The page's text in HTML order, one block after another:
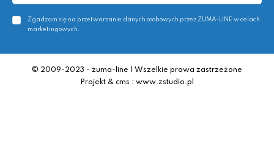
Zgadzam się na przetwarzanie danych osobowych przez ZUMA-LINE w celach
marketingowych.
© 2009-2023 - zuma-line | Wszelkie prawa zastrzeżone
Projekt & cms : www.zstudio.pl